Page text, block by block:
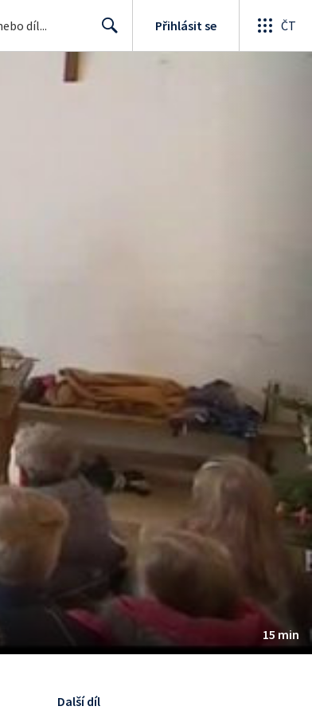
Přihlásit se ČT
15 min
Další díl